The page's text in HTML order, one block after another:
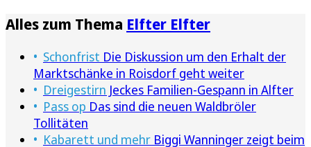
Alles zum Thema Elfter Elfter
Schonfrist Die Diskussion um den Erhalt der
Marktschänke in Roisdorf geht weiter
Dreigestirn Jeckes Familien-Gespann in Alfter
Pass op Das sind die neuen Waldbröler
Tollitäten
Kabarett und mehr Biggi Wanninger zeigt beim